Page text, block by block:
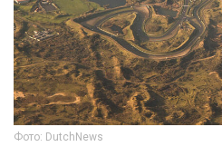
Фото: DutchNews